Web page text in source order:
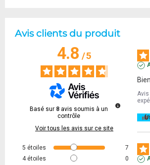
Avis clients du produit
4.8/5
Basé sur 8 avis soumis à un
contrôle
Voir tous les avis sur ce site
5 étoiles
7
4 étoiles
0
Bien
Avis